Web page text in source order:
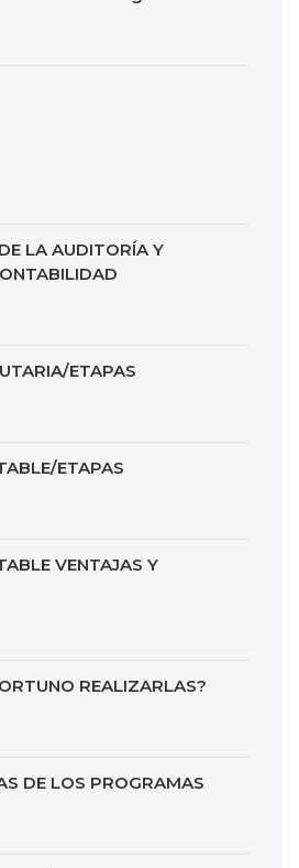
LA AUDITORÍA Y
ETAPAS
ETAPAS
VENTAJAS Y
REALIZARLAS?
DE LOS PROGRAMAS